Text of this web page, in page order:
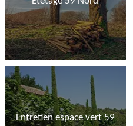
Entretien espace vert 59